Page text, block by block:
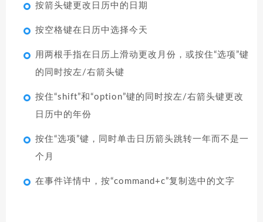
按箭头键更改日历中的日期
按空格键在日历中选择今天
用两根手指在日历上滑动更改月份，或按住“选项”键
的同时按左/右箭头键
按住“shift”和“option”键的同时按左/右箭头键更改
日历中的年份
按住“选项”键，同时单击日历箭头跳转一年而不是一
个月
在事件详情中，按“command+c”复制选中的文字